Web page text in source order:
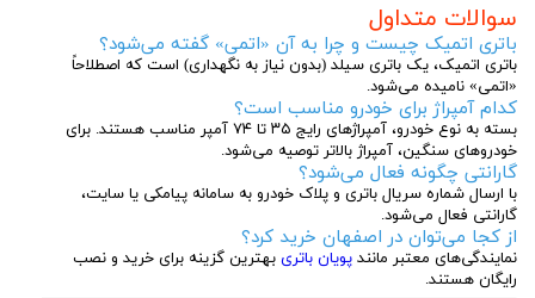
سوالات متداول
باتری اتمیک چیست و چرا به آن «اتمی» گفته می‌شود؟
باتری اتمیک، یک باتری سیلد (بدون نیاز به نگهداری) است که اصطلاحاً
«اتمی» نامیده می‌شود.
کدام آمپراژ برای خودرو مناسب است؟
بسته به نوع خودرو، آمپراژهای رایج ۳۵ تا ۷۴ آمپر مناسب هستند. برای
خودروهای سنگین، آمپراژ بالاتر توصیه می‌شود.
گارانتی چگونه فعال می‌شود؟
با ارسال شماره سریال باتری و پلاک خودرو به سامانه پیامکی یا سایت،
گارانتی فعال می‌شود.
از کجا می‌توان در اصفهان خرید کرد؟
نمایندگی‌های معتبر مانند پویان باتری بهترین گزینه برای خرید و نصب
رایگان هستند.